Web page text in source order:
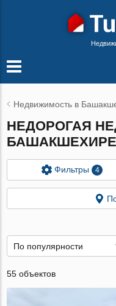
Недвижимость в
НЕДОРОГАЯ
БАШАКШЕХИРЕ
Фильтры 4
По популярности
55 объектов